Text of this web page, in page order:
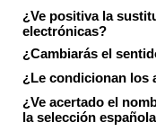
¿Ve positiva la
electrónicas?
¿Cambiarás el
¿Le condicionan los
¿Ve acertado el
la selección